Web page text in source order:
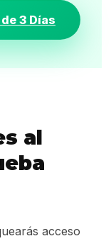
3 Días
al
acceso